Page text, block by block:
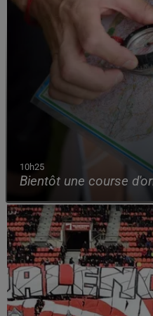
10h25
Bientôt une course